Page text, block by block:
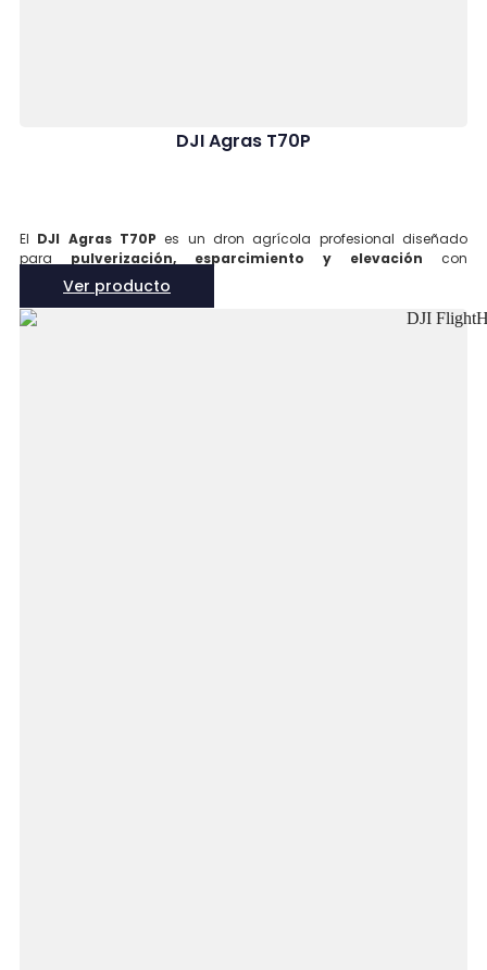
DJI Agras T70P
El DJI Agras T70P es un dron agrícola profesional diseñado
para pulverización, esparcimiento y elevación con
carga útil de hasta 70 kg
alta precisión, un sistema de seguridad inteligente y un diseño
modular que maximiza la eficiencia operativa en entornos
Ver producto